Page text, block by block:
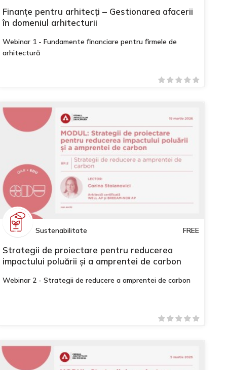
Finanțe pentru arhitecți – Gestionarea afacerii
în domeniul arhitecturii
Webinar 1 - Fundamente financiare pentru firmele de
arhitectură
Sustenabilitate FREE
Strategii de proiectare pentru reducerea
impactului poluării și a amprentei de carbon
Webinar 2 - Strategii de reducere a amprentei de carbon